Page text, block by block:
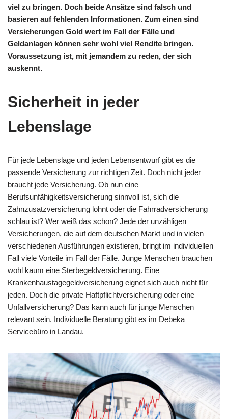
viel zu bringen. Doch beide Ansätze sind falsch und
basieren auf fehlenden Informationen. Zum einen sind
Versicherungen Gold wert im Fall der Fälle und
Geldanlagen können sehr wohl viel Rendite bringen.
Voraussetzung ist, mit jemandem zu reden, der sich
auskennt.
Sicherheit in jeder
Lebenslage
Für jede Lebenslage und jeden Lebensentwurf gibt es die
passende Versicherung zur richtigen Zeit. Doch nicht jeder
braucht jede Versicherung. Ob nun eine
Berufsunfähigkeitsversicherung sinnvoll ist, sich die
Zahnzusatzversicherung lohnt oder die Fahrradversicherung
schlau ist? Wer weiß das schon? Jede der unzähligen
Versicherungen, die auf dem deutschen Markt und in vielen
verschiedenen Ausführungen existieren, bringt im individuellen
Fall viele Vorteile im Fall der Fälle. Junge Menschen brauchen
wohl kaum eine Sterbegeldversicherung. Eine
Krankenhaustagegeldversicherung eignet sich auch nicht für
jeden. Doch die private Haftpflichtversicherung oder eine
Unfallversicherung? Das kann auch für junge Menschen
relevant sein. Individuelle Beratung gibt es im Debeka
Servicebüro in Landau.